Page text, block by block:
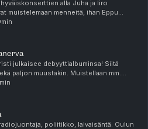
alla Juha ja Iiro
muistelemaan menneitä, ihan Eppu
asti.#eppunormaali
julkaisee debyyttialbuminsa! Siitä
paljon muustakin. Muistellaan mm.
ja Upi Sorvalia.
poliitikko, laivaisäntä. Oulun